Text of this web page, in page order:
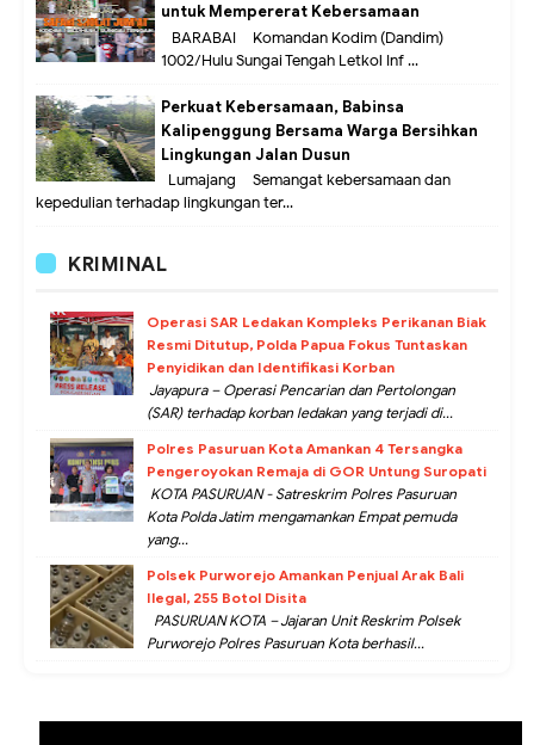
untuk Mempererat Kebersamaan
BARABAI – Komandan Kodim (Dandim)
1002/Hulu Sungai Tengah Letkol Inf ...
Perkuat Kebersamaan, Babinsa
Kalipenggung Bersama Warga Bersihkan
Lingkungan Jalan Dusun
Lumajang – Semangat kebersamaan dan
kepedulian terhadap lingkungan ter...
KRIMINAL
Operasi SAR Ledakan Kompleks Perikanan Biak
Resmi Ditutup, Polda Papua Fokus Tuntaskan
Penyidikan dan Identifikasi Korban
Jayapura – Operasi Pencarian dan Pertolongan
(SAR) terhadap korban ledakan yang terjadi di...
Polres Pasuruan Kota Amankan 4 Tersangka
Pengeroyokan Remaja di GOR Untung Suropati
KOTA PASURUAN - Satreskrim Polres Pasuruan
Kota Polda Jatim mengamankan Empat pemuda
yang...
Polsek Purworejo Amankan Penjual Arak Bali
Ilegal, 255 Botol Disita
PASURUAN KOTA – Jajaran Unit Reskrim Polsek
Purworejo Polres Pasuruan Kota berhasil...